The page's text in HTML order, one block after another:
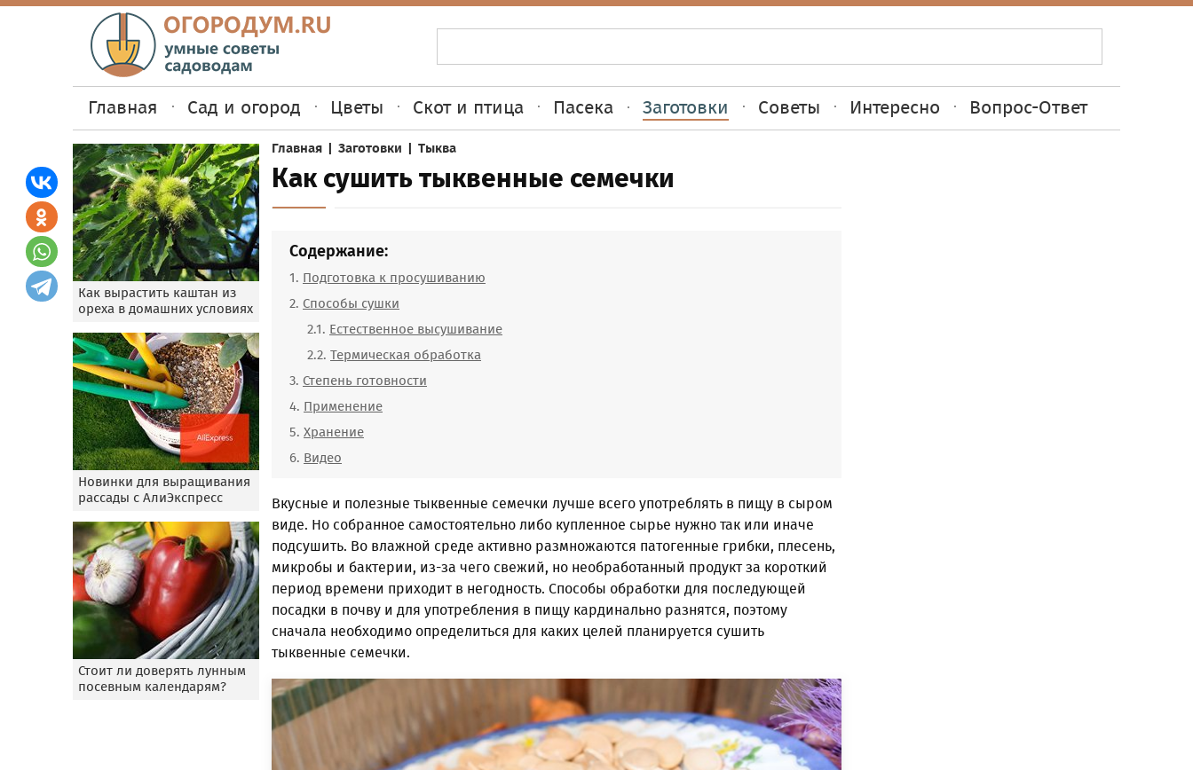
Главная Сад и огород Цветы Скот и птица Пасека Заготовки Советы Интересно Вопрос-Ответ
Как вырастить каштан из
ореха в домашних условиях
Новинки для выращивания
рассады с АлиЭкспресс
Стоит ли доверять лунным
посевным календарям?
Главная | Заготовки | Тыква
Как сушить тыквенные семечки
Содержание:
Подготовка к просушиванию
Способы сушки
Естественное высушивание
Термическая обработка
Степень готовности
Применение
Хранение
Видео
Вкусные и полезные тыквенные семечки лучше всего употреблять в пищу в сыром
виде. Но собранное самостоятельно либо купленное сырье нужно так или иначе
подсушить. Во влажной среде активно размножаются патогенные грибки, плесень,
микробы и бактерии, из-за чего свежий, но необработанный продукт за короткий
период времени приходит в негодность. Способы обработки для последующей
посадки в почву и для употребления в пищу кардинально разнятся, поэтому
сначала необходимо определиться для каких целей планируется сушить
тыквенные семечки.